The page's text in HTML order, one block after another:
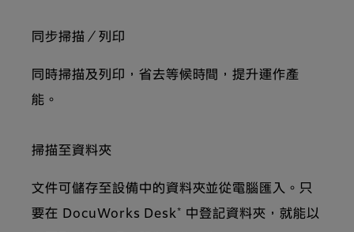
同步掃描／列印
同時掃描及列印，省去等候時間，提升運作產
能。
掃描至資料夾
文件可儲存至設備中的資料夾並從電腦匯入。只
要在 DocuWorks Desk*
中登記資料夾，就能以